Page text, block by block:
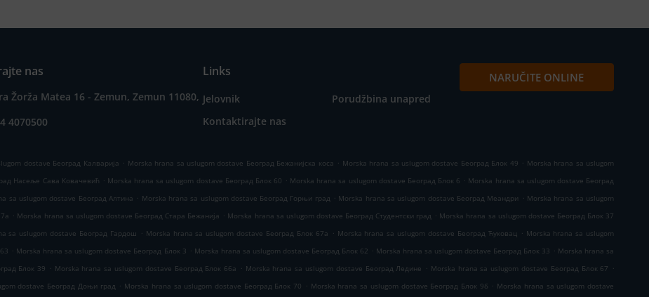
nas
Žorža Matea 16 - Zemun, Zemun 11080,
4070500
Links
Jelovnik
Porudžbina unapred
Kontaktirajte nas
NARUČITE ONLINE
dostave Београд Калварија . Morska hrana sa uslugom dostave Београд Бежанијска коса . Morska hrana sa uslugom dostave Београд Блок 49 . Morska hrana sa uslugom
Насеље Сава Ковачевић . Morska hrana sa uslugom dostave Београд Блок 60 . Morska hrana sa uslugom dostave Београд Блок 6 . Morska hrana sa uslugom dostave Београд
sa uslugom dostave Београд Алтина . Morska hrana sa uslugom dostave Београд Горњи град . Morska hrana sa uslugom dostave Београд Меандри . Morska hrana sa uslugom
. Morska hrana sa uslugom dostave Београд Стара Бежанија . Morska hrana sa uslugom dostave Београд Студентски град . Morska hrana sa uslugom dostave Београд Блок 37
sa uslugom dostave Београд Гардош . Morska hrana sa uslugom dostave Београд Блок 67а . Morska hrana sa uslugom dostave Београд Ћуковац . Morska hrana sa uslugom
. Morska hrana sa uslugom dostave Београд Блок 3 . Morska hrana sa uslugom dostave Београд Блок 62 . Morska hrana sa uslugom dostave Београд Блок 33 . Morska hrana sa
Блок 39 . Morska hrana sa uslugom dostave Београд Блок 66а . Morska hrana sa uslugom dostave Београд Ледине . Morska hrana sa uslugom dostave Београд Блок 67 .
dostave Београд Доњи град . Morska hrana sa uslugom dostave Београд Блок 70 . Morska hrana sa uslugom dostave Београд Блок 9б . Morska hrana sa uslugom dostave